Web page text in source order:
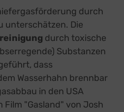
durch
unterschätzen. Die
durch toxische
Substanzen
dass
Wasserhahn brennbar
in den USA
"Gasland" von Josh